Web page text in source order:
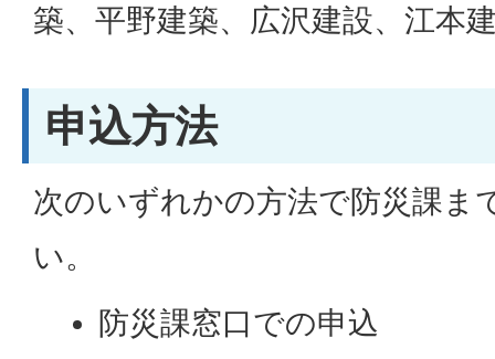
築、平野建築、広沢建設、江本
申込方法
次のいずれかの方法で防災課ま
い。
防災課窓口での申込